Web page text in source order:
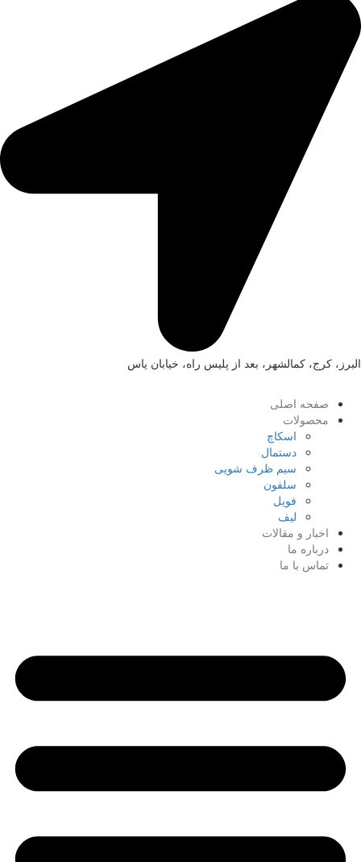
کرج، کمالشهر، بعد از پلیس راه، خیابان یاس
صفحه اصلی
محصولات
اسکاچ
دستمال
سیم ظرف شویی
سلفون
فویل
لیف
اخبار و مقالات
درباره ما
تماس با ما